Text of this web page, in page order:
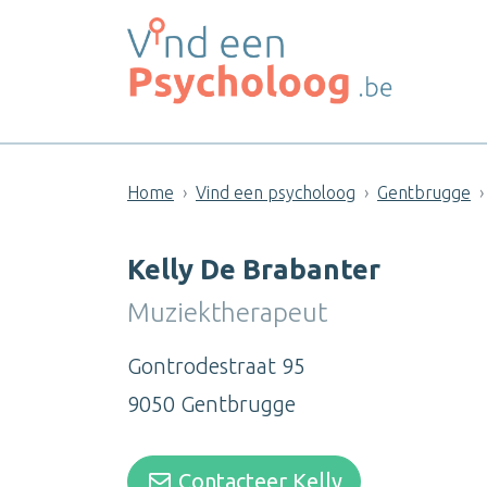
Home Vind een psycholoog Gentbrugge
Kelly De Brabanter
Muziektherapeut
Gontrodestraat 95
9050 Gentbrugge
Contacteer Kelly